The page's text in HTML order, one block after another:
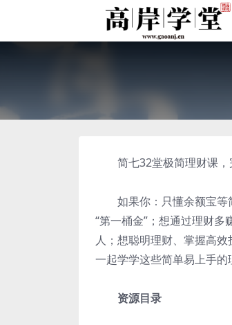
简七32堂极简理财课，
如果你：只懂余额宝等
“第一桶金”；想通过理财
人；想聪明理财、掌握高
一起学学这些简单易上手的
资源目录